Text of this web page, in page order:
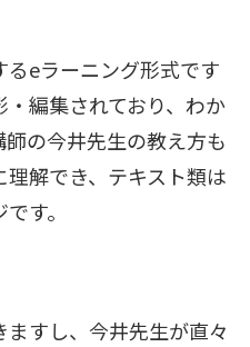
eラーニング形式です
編集されており、わか
の今井先生の教え方も
解でき、テキスト類は
す。
すし、今井先生が直々